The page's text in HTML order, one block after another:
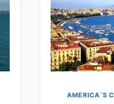
AMERICA`S